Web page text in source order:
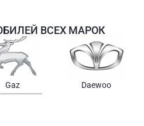
ВСЕХ МАРОК
Chrysler Gmc